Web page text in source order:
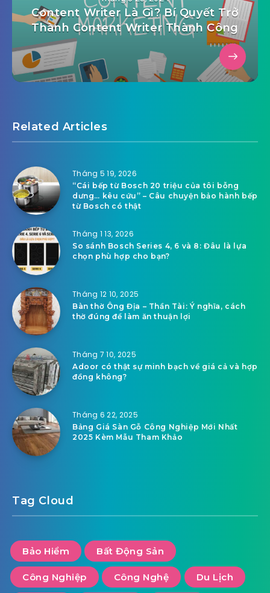
Content Writer Là Gì? Bí Quyết Trở
Thành Content Writer Thành Công
Related Articles
Tháng 5 19, 2026
“Cái bếp từ Bosch 20 triệu của tôi bỗng
dưng… kêu cứu” – Câu chuyện bảo hành bếp
từ Bosch có thật
Tháng 1 13, 2026
So sánh Bosch Series 4, 6 và 8: Đâu là lựa
chọn phù hợp cho bạn?
Tháng 12 10, 2025
Bàn thờ Ông Địa – Thần Tài: Ý nghĩa, cách
thờ đúng để làm ăn thuận lợi
Tháng 7 10, 2025
Adoor có thật sự minh bạch về giá cả và hợp
đồng không?
Tháng 6 22, 2025
Bảng Giá Sàn Gỗ Công Nghiệp Mới Nhất
2025 Kèm Mẫu Tham Khảo
Tag Cloud
Bảo Hiểm Bất Động Sản
Công Nghiệp Công Nghệ Du Lịch